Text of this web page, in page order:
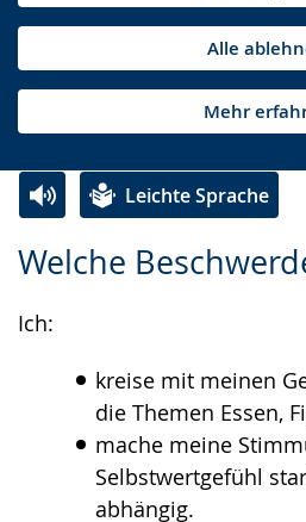
Alle
Mehr
Welche
Ich:
kreise mit meinen
die Themen Essen,
mache meine
Selbstwertgefühl
abhängig.
Leichte Sprache
Leichten
wechseln.
Audio-
Video
Deutscher
Gebärdensprache
angezeigt.